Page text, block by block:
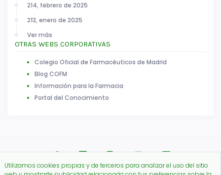
214, febrero de 2025
213, enero de 2025
Ver más
OTRAS WEBS CORPORATIVAS
Colegio Oficial de Farmacéuticos de Madrid
Blog COFM
Información para la Farmacia
Portal del Conocimiento
Utilizamos cookies propias y de terceros para analizar el uso del sitio